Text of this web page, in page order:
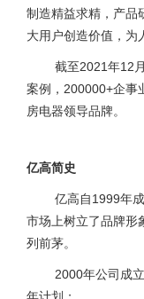
制造精益求精，产品
大用户创造价值，为
截至2021年12月
案例，200000+企事
房电器领导品牌。
亿高简史
亿高自1999年
市场上树立了品牌形
列前茅。
2000年公司成
年计划；